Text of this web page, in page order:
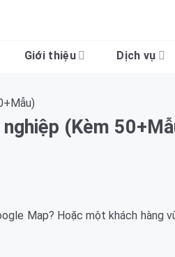
Giới thiệu Dịch vụ
(Kèm
Map? Hoặc một khách hàng